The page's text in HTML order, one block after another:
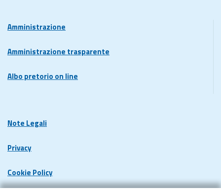
Amministrazione
Amministrazione trasparente
Albo pretorio on line
Note Legali
Privacy
Cookie Policy